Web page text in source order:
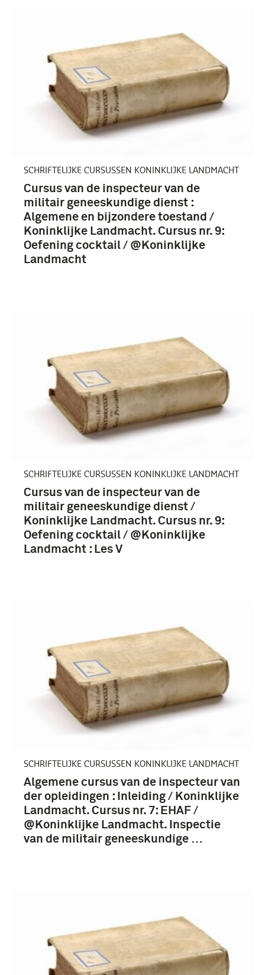
Meer
Koninklijke Landmacht (1813/1814-heden) (155)
Koninklijke Marechaussee (11)
Legermuseum (3)
Nederland (276)
SCHRIFTELIJKE CURSUSSEN KONINKLIJKE LANDMACHT
Cursus van de inspecteur van de
militair geneeskundige dienst :
Algemene en bijzondere toestand /
Koninklijke Landmacht. Cursus nr. 9:
Oefening cocktail / @Koninklijke
Landmacht
SCHRIFTELIJKE CURSUSSEN KONINKLIJKE LANDMACHT
Cursus van de inspecteur van de
militair geneeskundige dienst /
Koninklijke Landmacht. Cursus nr. 9:
Oefening cocktail / @Koninklijke
Landmacht : Les V
SCHRIFTELIJKE CURSUSSEN KONINKLIJKE LANDMACHT
Algemene cursus van de inspecteur van
der opleidingen : Inleiding / Koninklijke
Landmacht. Cursus nr. 7: EHAF /
@Koninklijke Landmacht. Inspectie
van de militair geneeskundige …